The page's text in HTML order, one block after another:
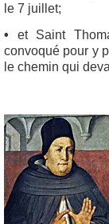
le 7 juillet;
• et Saint
convoqué pour y
le chemin qui